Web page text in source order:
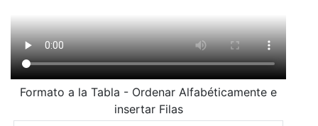
Formato a la Tabla - Ordenar Alfabéticamente e
insertar Filas